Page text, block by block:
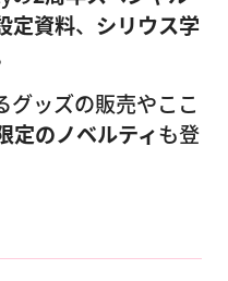
定資料、 シリウス学
グッズの販売やここ
定のノベルティも登